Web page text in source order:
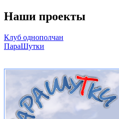
Наши проекты
Клуб однополчан
ПараШутки